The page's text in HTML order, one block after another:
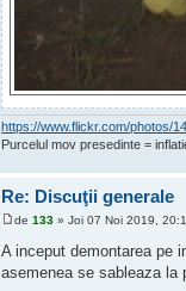
https://www.flickr.com/photos/
Purcelul mov presedinte =
Re: Discuţii generale
de133 » Joi 07 Noi 2019,
A inceput demontarea pe
asemenea se sableaza la